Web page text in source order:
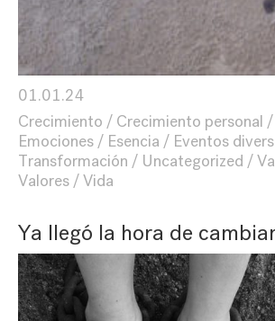
01.01.24
Crecimiento
Crecimiento personal
Emociones
Esencia
Eventos
Transformación
Uncategorized
Valores
Vida
Ya llegó la hora de